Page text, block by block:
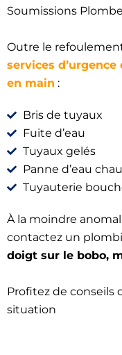
Soumissions
Outre le
services
en main :
Bris de tuyaux
Fuite d’eau
Tuyaux gelés
Panne d’eau
Tuyauterie
À la moindre
contactez un
doigt sur le bobo,
Profitez de conseils
situation